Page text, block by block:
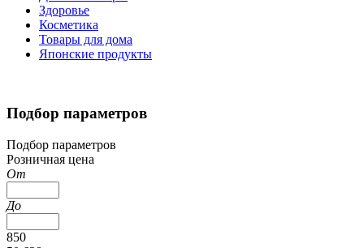
Здоровье
Косметика
Товары для дома
Японские продукты
Подбор параметров
Подбор параметров
Розничная цена
От
До
850